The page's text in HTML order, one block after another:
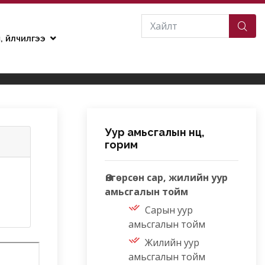
үйлчилгээ
Уур амьсгалын нөөц,
горим
Өнгөрсөн сар, жилийн уур
амьсгалын тойм
Сарын уур
амьсгалын тойм
Жилийн уур
амьсгалын тойм